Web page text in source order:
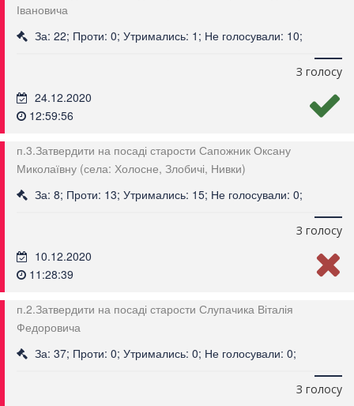
Івановича
За: 22; Проти: 0; Утримались: 1; Не голосували: 10;
З голосу
24.12.2020
12:59:56
п.3.Затвердити на посаді старости Сапожник Оксану
Миколаївну (села: Холосне, Злобичі, Нивки)
За: 8; Проти: 13; Утримались: 15; Не голосували: 0;
З голосу
10.12.2020
11:28:39
п.2.Затвердити на посаді старости Слупачика Віталія
Федоровича
За: 37; Проти: 0; Утримались: 0; Не голосували: 0;
З голосу